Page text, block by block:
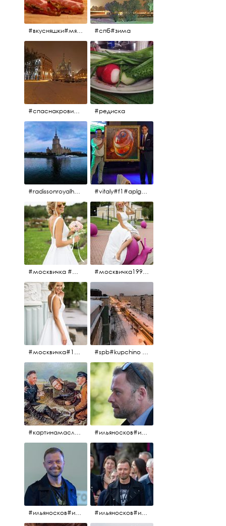
#вкусняшки#мясо #спб#зима
#спаснакрови#зима#спб #редиска
#radissonroyalhotel #рэдиссонройал#рэдиссонройалмосква #рекамосква#москва#гостиницаукраина#украина#hotel#отель#moscow @radissonroyalmoscow #vitaly#f1#aplgallery#formula1
#москвичка #москвичка1990#вднх2016 #июль2016 #1990 #москвичка1990@#июль2016 #вднх2016 #1990
#москвичка#1990#вднх2016#июль2016# #spb#kupchino #крышапотекла
#картинамаслом #картина #охотники#хорошеенастроение #aplgallery #ильяносков#ильяносков2016#очеммолчатфранцузы #санктпетербург #кино#фильфильфильм @ilya_noskov_official
#ильяносков#ильяносков_главныйгерой #санктпетербург #ленфильм# @ilya_noskov_official #контрибуция#очеммолчатфранцузы#эдуардпичугин #ильяносков#ильяносков_главныйгерой @ilya_noskov_official #очеммолчатфранцузы#очёммолчатфранцузы